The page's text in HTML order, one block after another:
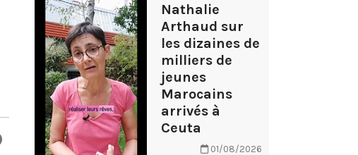
Nathalie
Arthaud sur
les dizaines de
milliers de
jeunes
Marocains
arrivés à
Ceuta
01/08/2026